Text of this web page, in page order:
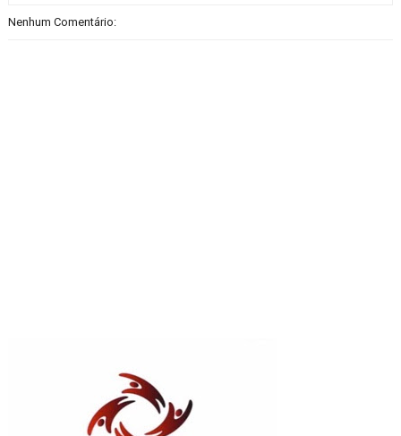
Nenhum Comentário: